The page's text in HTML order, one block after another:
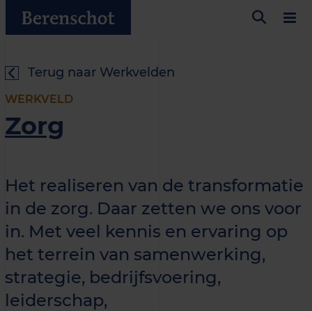
Terug naar Werkvelden
WERKVELD
Zorg
Het realiseren van de transformatie
in de zorg. Daar zetten we ons voor
in. Met veel kennis en ervaring op
het terrein van samenwerking,
strategie, bedrijfsvoering,
leiderschap,